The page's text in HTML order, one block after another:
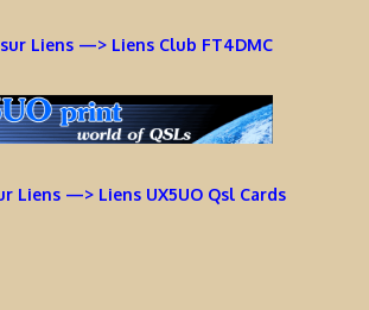
Liens —> Liens Club FT4DMC
Liens —> Liens UX5UO Qsl Cards